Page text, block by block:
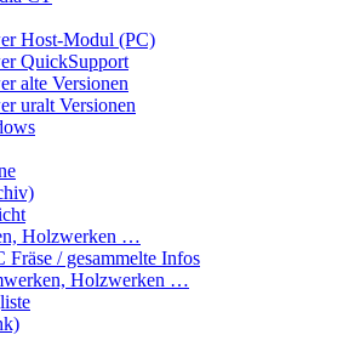
Host-Modul (PC)
QuickSupport
alte Versionen
uralt Versionen
Holzwerken …
Fräse / gesammelte Infos
Holzwerken …